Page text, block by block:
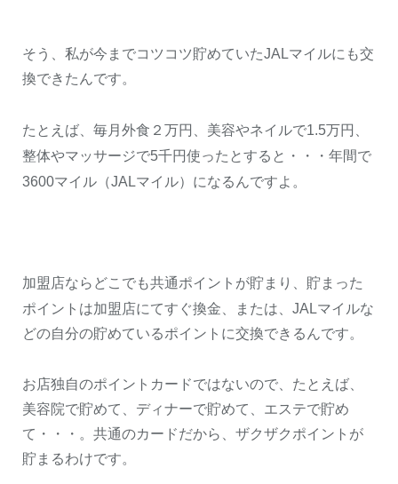
そう、私が今までコツコツ貯めていたJALマイルにも交
換できたんです。
たとえば、毎月外食２万円、美容やネイルで1.5万円、
整体やマッサージで5千円使ったとすると・・・年間で
3600マイル（JALマイル）になるんですよ。
加盟店ならどこでも共通ポイントが貯まり、貯まった
ポイントは加盟店にてすぐ換金、または、 JALマイルな
どの自分の貯めているポイントに交換できるんです。
お店独自のポイントカードではないので、たとえば、
美容院で貯めて、ディナーで貯めて、エステで貯め
て・・・。共通のカードだから、ザクザクポイントが
貯まるわけです。